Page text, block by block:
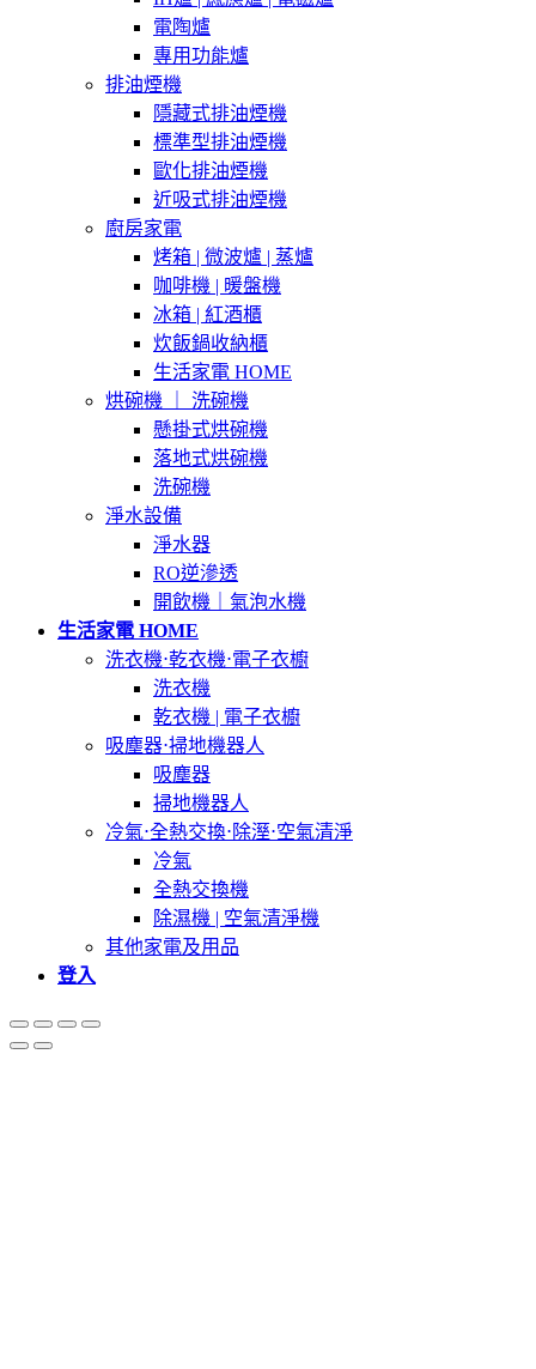
電陶爐
專用功能爐
排油煙機
隱藏式排油煙機
標準型排油煙機
歐化排油煙機
近吸式排油煙機
廚房家電
烤箱 | 微波爐 | 蒸爐
咖啡機 | 暖盤機
冰箱 | 紅酒櫃
炊飯鍋收納櫃
生活家電 HOME
烘碗機 ｜ 洗碗機
懸掛式烘碗機
落地式烘碗機
洗碗機
淨水設備
淨水器
RO逆滲透
開飲機｜氣泡水機
生活家電 HOME
洗衣機⋅乾衣機⋅電子衣櫥
洗衣機
乾衣機 | 電子衣櫥
吸塵器⋅掃地機器人
吸塵器
掃地機器人
冷氣⋅全熱交換⋅除溼⋅空氣清淨
冷氣
全熱交換機
除濕機 | 空氣清淨機
其他家電及用品
登入